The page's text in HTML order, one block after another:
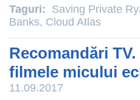
Taguri: Saving Private
Banks, Cloud Atlas
Recomandări
filmele micului
11.09.2017